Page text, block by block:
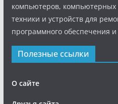
компьютеров,
техники и устройств для
программного обеспечения
Полезные ссылки
О сайте